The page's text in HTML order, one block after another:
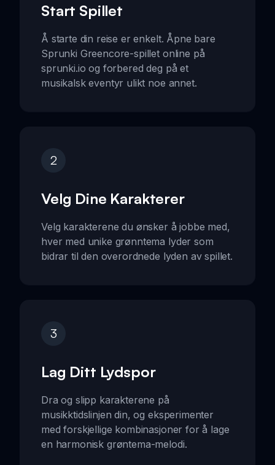
Start Spillet
Å starte din reise er enkelt. Åpne bare
Sprunki Greencore-spillet online på
sprunki.io og forbered deg på et
musikalsk eventyr ulikt noe annet.
2
Velg Dine Karakterer
Velg karakterene du ønsker å jobbe med,
hver med unike grønntema lyder som
bidrar til den overordnede lyden av spillet.
3
Lag Ditt Lydspor
Dra og slipp karakterene på
musikktidslinjen din, og eksperimenter
med forskjellige kombinasjoner for å lage
en harmonisk grøntema-melodi.